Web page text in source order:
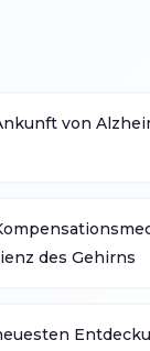
von
des Gehirns